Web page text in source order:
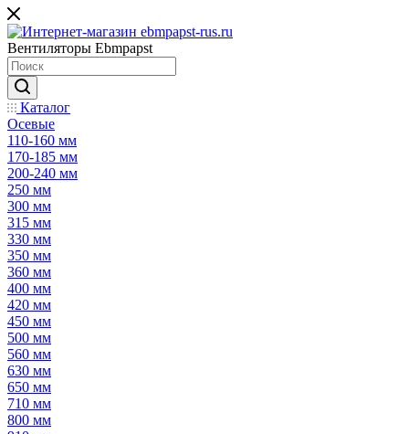
Вентиляторы Ebmpapst
Каталог
Осевые
110-160 мм
170-185 мм
200-240 мм
250 мм
300 мм
315 мм
330 мм
350 мм
360 мм
400 мм
420 мм
450 мм
500 мм
560 мм
630 мм
650 мм
710 мм
800 мм